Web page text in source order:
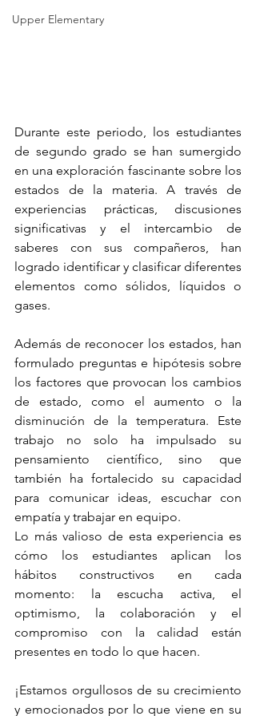
Upper Elementary
Durante este periodo, los estudiantes
de segundo grado se han sumergido
en una exploración fascinante sobre los
estados de la materia. A través de
experiencias prácticas, discusiones
significativas y el intercambio de
saberes con sus compañeros, han
logrado identificar y clasificar diferentes
elementos como sólidos, líquidos o
gases.
Además de reconocer los estados, han
formulado preguntas e hipótesis sobre
los factores que provocan los cambios
de estado, como el aumento o la
disminución de la temperatura. Este
trabajo no solo ha impulsado su
pensamiento científico, sino que
también ha fortalecido su capacidad
para comunicar ideas, escuchar con
empatía y trabajar en equipo.
Lo más valioso de esta experiencia es
cómo los estudiantes aplican los
hábitos constructivos en cada
momento: la escucha activa, el
optimismo, la colaboración y el
compromiso con la calidad están
presentes en todo lo que hacen.
¡Estamos orgullosos de su crecimiento
y emocionados por lo que viene en su